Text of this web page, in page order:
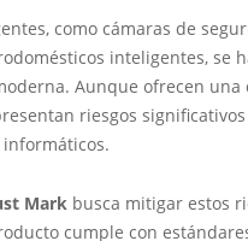
como cámaras de
inteligentes, se
Aunque ofrecen
riesgos
Mark busca mitigar estos
cumple con